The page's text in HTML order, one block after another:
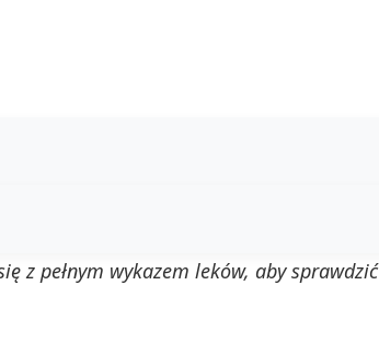
z pełnym wykazem leków, aby sprawdzić